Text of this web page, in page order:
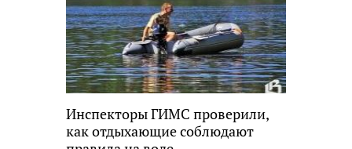
Инспекторы ГИМС проверили,
как отдыхающие соблюдают